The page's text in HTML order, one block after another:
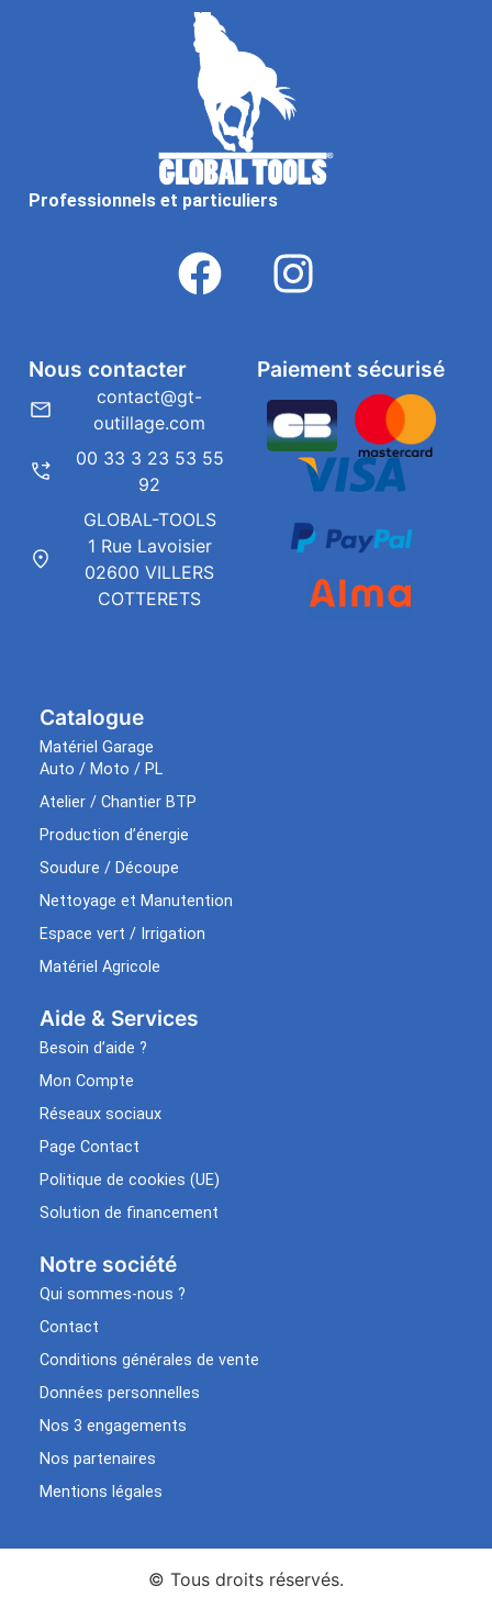
Professionnels et particuliers
Catalogue
Matériel Garage
Auto / Moto / PL
Atelier / Chantier BTP
Production d’énergie
Soudure / Découpe
Nettoyage et Manutention
Espace vert / Irrigation
Matériel Agricole
Aide & Services​
Besoin d’aide ?
Mon Compte
Réseaux sociaux
Page Contact
Politique de cookies (UE)
Solution de financement
Notre société
Qui sommes-nous ?
Contact
Conditions générales de vente
Données personnelles
Nos 3 engagements
Nos partenaires
Mentions légales
Paiement sécurisé
Nous contacter
contact@gt-
outillage.com
00 33 3 23 53 55
92
GLOBAL-TOOLS
1 Rue Lavoisier
02600 VILLERS
COTTERETS
© Tous droits réservés.